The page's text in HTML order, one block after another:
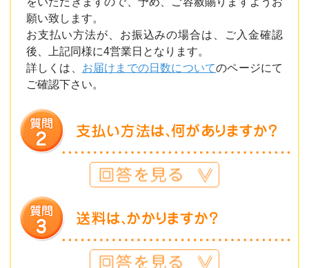
願い致します。
お支払い方法が、お振込みの場合は、ご入金確認
後、上記同様に4営業日となります。
詳しくは、 お届けまでの日数についてのページにて
ご確認下さい。